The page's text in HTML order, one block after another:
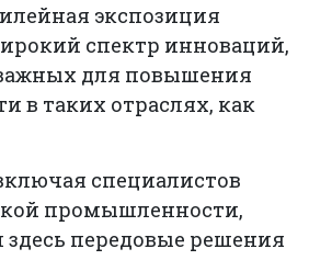
экспозиция
спектр инноваций,
для повышения
в таких отраслях, как
специалистов
промышленности,
здесь передовые решения